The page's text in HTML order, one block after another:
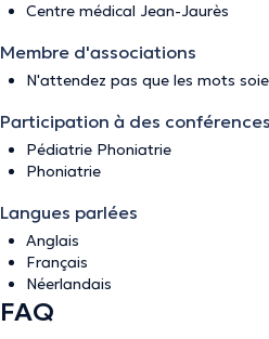
Centre médical Jean-Jaurès
Membre d'associations
N'attendez pas que les mots
Participation à des conférences
Pédiatrie Phoniatrie
Phoniatrie
Langues parlées
Anglais
Français
Néerlandais
FAQ